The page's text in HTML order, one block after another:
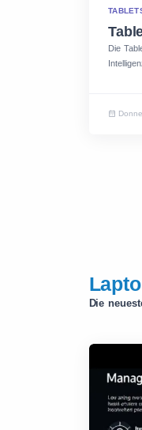
Die
Die